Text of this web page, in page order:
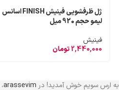
ژل ظرفشویی فینیش FINISH اسانس
لیمو حجم 920 میل
فینیش
2,440,000تومان
به ارس سویم خوش آمدید! در arassevim